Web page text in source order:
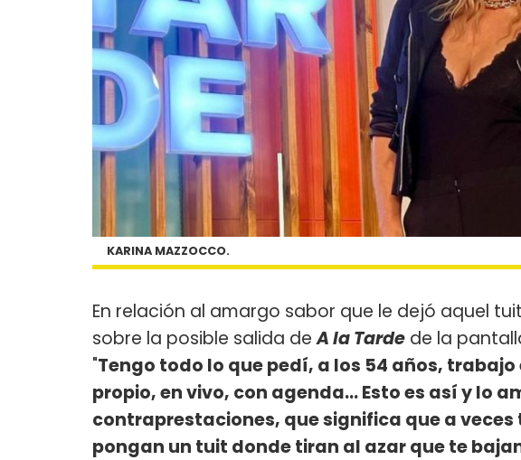
KARINA MAZZOCCO.
En relación al amargo sabor que le dejó aquel
sobre la posible salida deA la Tarde de la
"Tengo todo lo que pedí, a los 54 años,
propio, en vivo, con agenda… Esto es así y lo
contraprestaciones, que significa que a
pongan un tuit donde tiran al azar que te